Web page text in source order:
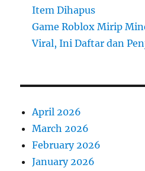
Item Dihapus
Game Roblox Mirip
Viral, Ini Daftar dan
April 2026
March 2026
February 2026
January 2026